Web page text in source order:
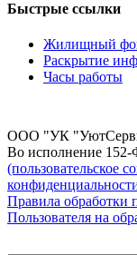
Быстрые ссылки
Жилищный
Раскрытие
Часы работы
ООО "УК
Во исполнение 152-
(пользовательское
Правила обработки
Пользователя на